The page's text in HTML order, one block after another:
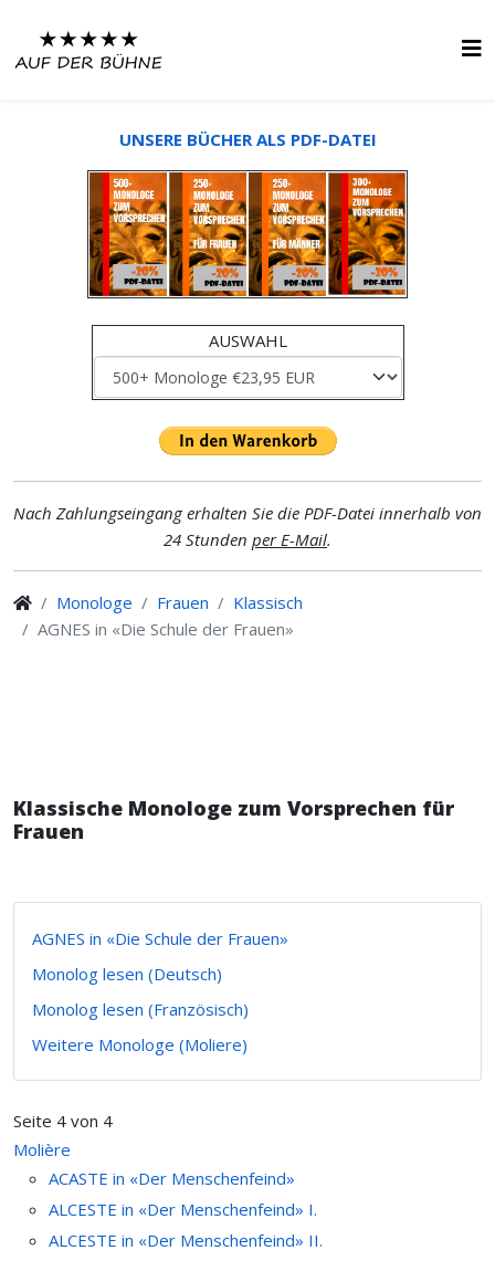
UNSERE BÜCHER ALS PDF-DATEI
AUSWAHL
Nach Zahlungseingang erhalten Sie die PDF-Datei innerhalb von
24 Stunden per E-Mail.
Monologe Frauen
Klassisch
AGNES in «Die Schule der Frauen»
Klassische Monologe zum Vorsprechen für
Frauen
AGNES in «Die Schule der Frauen»
Monolog lesen (Deutsch)
Monolog lesen (Französisch)
Weitere Monologe (Moliere)
Seite 4 von 4
Molière
ACASTE in «Der Menschenfeind»
ALCESTE in «Der Menschenfeind» I.
ALCESTE in «Der Menschenfeind» II.